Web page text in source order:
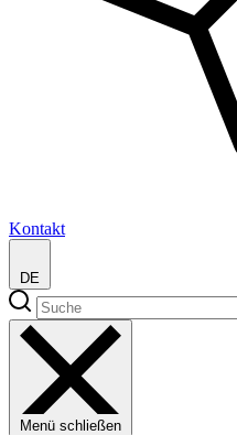
Kontakt
DE
Menü schließen